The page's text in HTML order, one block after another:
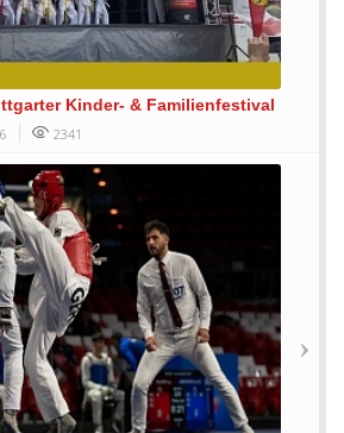
Kinder- & Familienfestival
2341